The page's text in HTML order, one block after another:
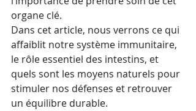
organe clé.
Dans cet article, nous verrons ce qui
affaiblit notre système immunitaire,
le rôle essentiel des intestins, et
quels sont les moyens naturels pour
stimuler nos défenses et retrouver
un équilibre durable.